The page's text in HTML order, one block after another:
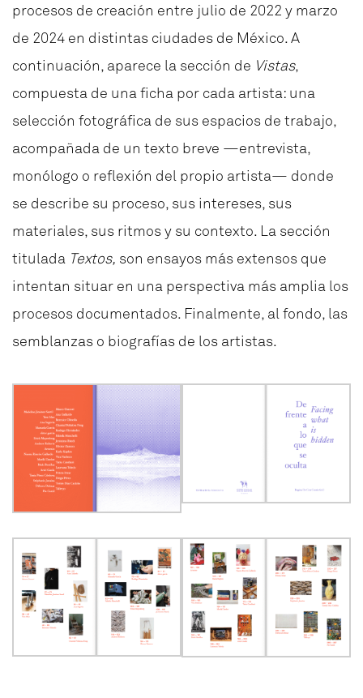
procesos de creación entre julio de 2022 y marzo
de 2024 en distintas ciudades de México. A
continuación, aparece la sección de Vistas,
compuesta de una ficha por cada artista: una
selección fotográfica de sus espacios de trabajo,
acompañada de un texto breve —entrevista,
monólogo o reflexión del propio artista— donde
se describe su proceso, sus intereses, sus
materiales, sus ritmos y su contexto. La sección
titulada Textos, son ensayos más extensos que
intentan situar en una perspectiva más amplia los
procesos documentados. Finalmente, al fondo, las
semblanzas o biografías de los artistas.